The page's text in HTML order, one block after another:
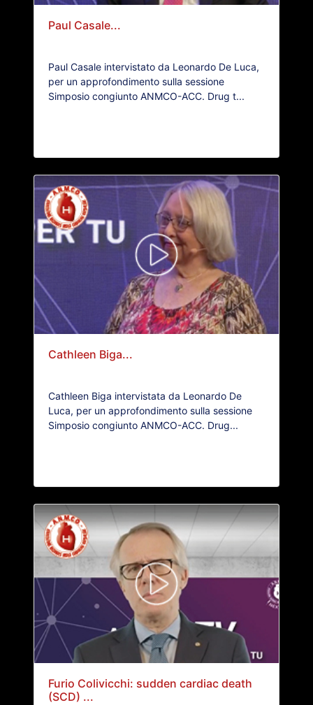
Paul Casale...
Paul Casale intervistato da Leonardo De Luca,
per un approfondimento sulla sessione
Simposio congiunto ANMCO-ACC. Drug t...
Cathleen Biga...
Cathleen Biga intervistata da Leonardo De
Luca, per un approfondimento sulla sessione
Simposio congiunto ANMCO-ACC. Drug...
Furio Colivicchi: sudden cardiac death
(SCD) ...